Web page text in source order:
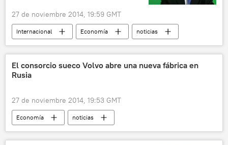
27 de noviembre 2014, 19:59 GMT
Internacional Economía noticias
El consorcio sueco Volvo abre una nueva fábrica en
Rusia
27 de noviembre 2014, 19:53 GMT
Economía noticias